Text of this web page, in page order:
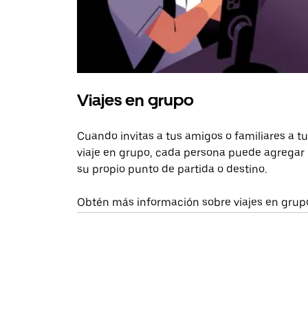
Viajes en grupo
Cuando invitas a tus amigos o familiares a tu
viaje en grupo, cada persona puede agregar
su propio punto de partida o destino.
Obtén más información sobre viajes en